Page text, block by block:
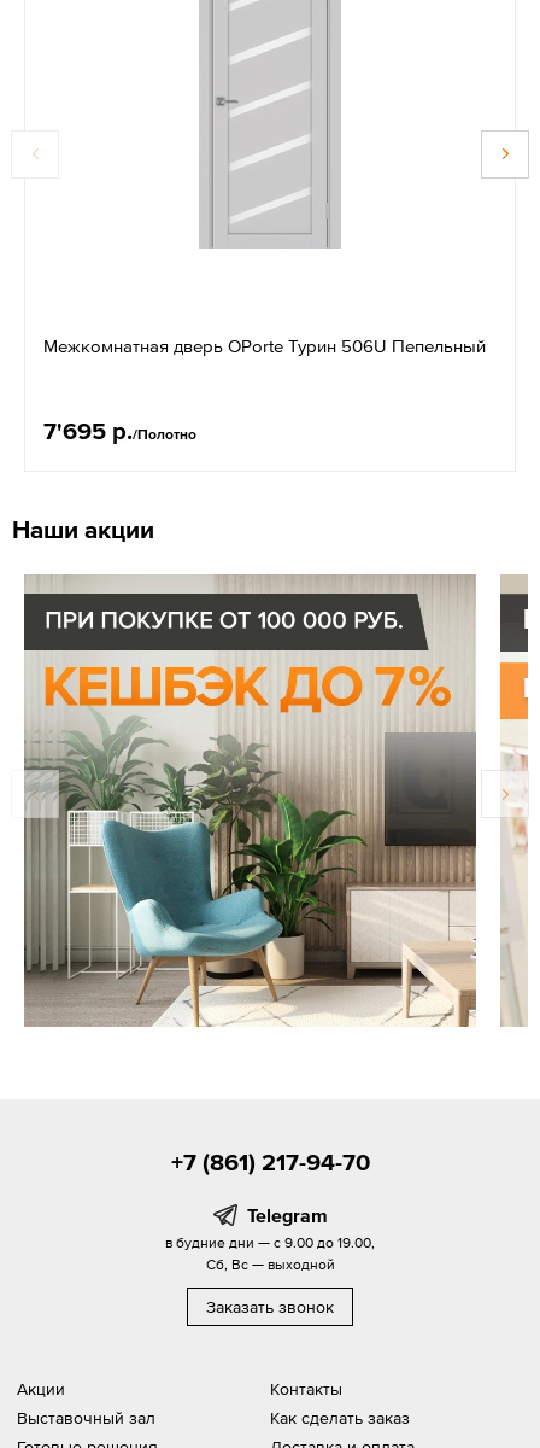
Межкомнатная дверь OPorte Турин 506U Пепельный
7'695 р./Полотно
Наши акции
Акции
Выставочный зал
Контакты
Как сделать заказ
+7 (861) 217-94-70
Telegram
в будние дни — с 9.00 до 19.00,
Сб, Вс — выходной
Заказать звонок